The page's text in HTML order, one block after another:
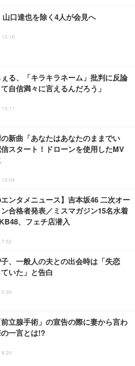
口達也を除く4人が会見へ
13:16
る、「キラキラネーム」批判に反論
て自信満々に言えるんだろう」
新曲「あなたはあなたのままでい
スタート！ドローンを使用したMV
13:04
エンタメニュース】吉本坂46 二次オー
合格者発表／ミスマガジン15名水着
、フェチ店潜入
7:52
、一般人の夫との出会時は「失恋
いた」と告白
5:30
立腺手術」の宣告の際に妻から言わ
一言とは!?
8:20